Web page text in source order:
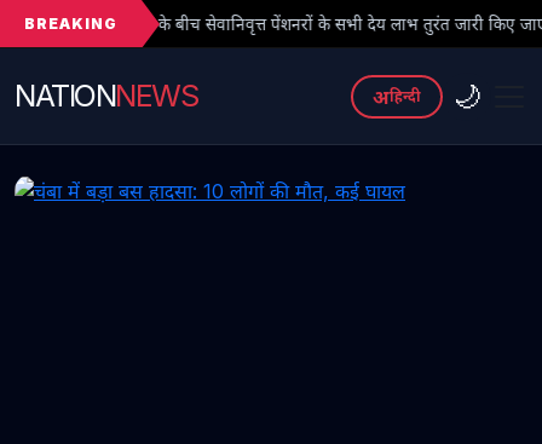
BREAKING
सेवानिवृत्त पेंशनरों के सभी देय लाभ तुरंत जारी किए जाएं ● फर्जी
NATIONNEWS अहिन्दी 🌙